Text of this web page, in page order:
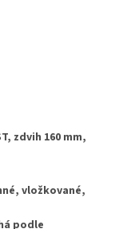
zdvih 160 mm,
vložkované,
podle